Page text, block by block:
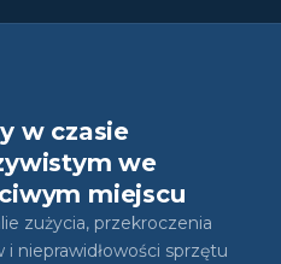
w czasie
we
miejscu
zużycia, przekroczenia
i nieprawidłowości sprzętu